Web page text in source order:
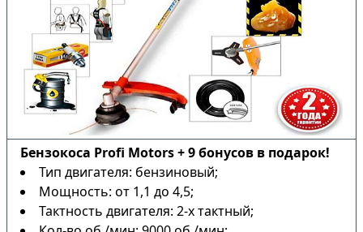
Бензокоса Profi Motors + 9 бонусов в подарок!
Тип двигателя: бензиновый;
Мощность: от 1,1 до 4,5;
Тактность двигателя: 2-х тактный;